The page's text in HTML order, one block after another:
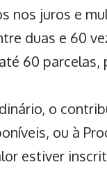
nos juros e
duas e 60
60
o
ou à
estiver